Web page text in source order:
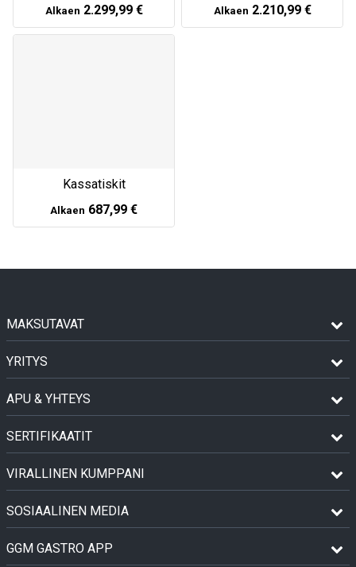
Alkaen 2.299,99 € Alkaen 2.210,99 €
Kassatiskit
Alkaen 687,99 €
MAKSUTAVAT
YRITYS
APU & YHTEYS
SERTIFIKAATIT
VIRALLINEN KUMPPANI
SOSIAALINEN MEDIA
GGM GASTRO APP